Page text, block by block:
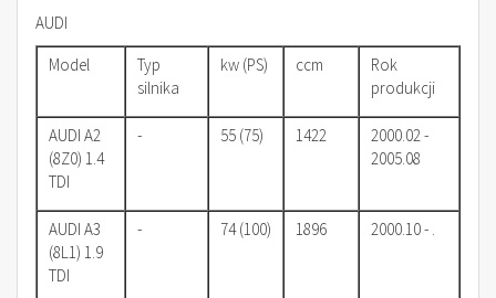
AUDI
Model
Typ
silnika
kw (PS) ccm
Rok
produkcji
AUDI A2
(8Z0) 1.4
TDI
- 55 (75) 1422
2000.02 -
2005.08
AUDI A3
(8L1) 1.9
TDI
- 74 (100) 1896 2000.10 - .